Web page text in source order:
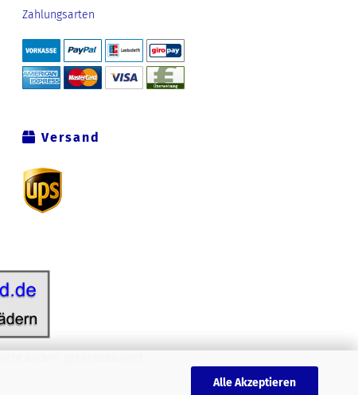
Alle Akzeptieren
Zahlungsarten
Versand